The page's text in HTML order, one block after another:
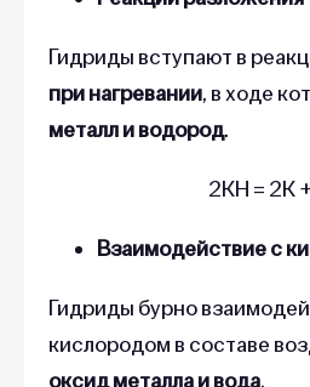
Гидриды вступают в
при нагревании, в ходе
металл и водород.
2КН = 2К
Взаимодействие с
Гидриды бурно
кислородом в составе
оксид металла и вода.